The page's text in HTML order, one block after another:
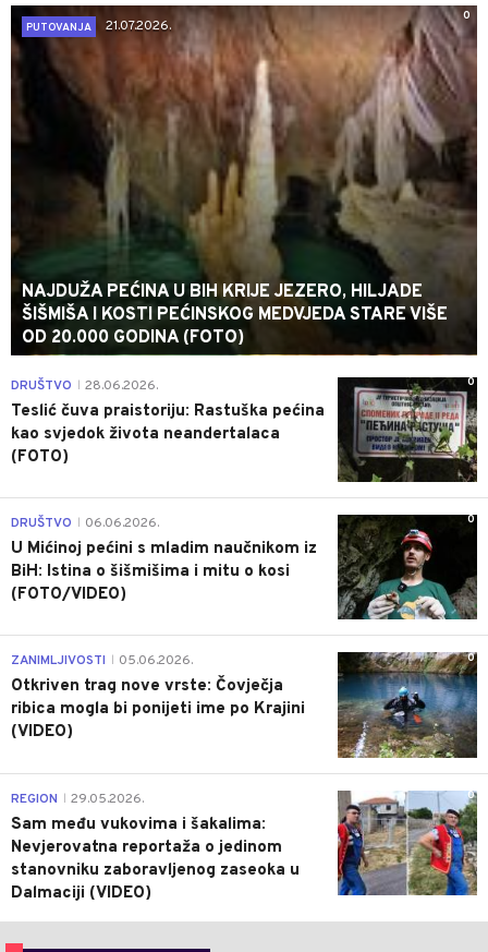
0
PUTOVANJA
21.07.2026.
NAJDUŽA PEĆINA U BIH KRIJE JEZERO, HILJADE
ŠIŠMIŠA I KOSTI PEĆINSKOG MEDVJEDA STARE VIŠE
OD 20.000 GODINA (FOTO)
0
DRUŠTVO 28.06.2026.
Teslić čuva praistoriju: Rastuška pećina
kao svjedok života neandertalaca
(FOTO)
0
DRUŠTVO 06.06.2026.
U Mićinoj pećini s mladim naučnikom iz
BiH: Istina o šišmišima i mitu o kosi
(FOTO/VIDEO)
0
ZANIMLJIVOSTI 05.06.2026.
Otkriven trag nove vrste: Čovječja
ribica mogla bi ponijeti ime po Krajini
(VIDEO)
0
REGION 29.05.2026.
Sam među vukovima i šakalima:
Nevjerovatna reportaža o jedinom
stanovniku zaboravljenog zaseoka u
Dalmaciji (VIDEO)